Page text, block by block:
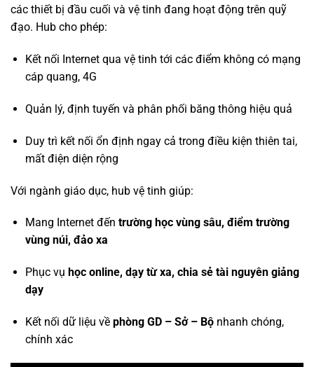
các thiết bị đầu cuối và vệ tinh đang hoạt động trên quỹ
đạo. Hub cho phép:
Kết nối Internet qua vệ tinh tới các điểm không có mạng
cáp quang, 4G
Quản lý, định tuyến và phân phối băng thông hiệu quả
Duy trì kết nối ổn định ngay cả trong điều kiện thiên tai,
mất điện diện rộng
Với ngành giáo dục, hub vệ tinh giúp:
Mang Internet đến trường học vùng sâu, điểm trường
vùng núi, đảo xa
Phục vụ học online, dạy từ xa, chia sẻ tài nguyên giảng
dạy
Kết nối dữ liệu về phòng GD – Sở – Bộnhanh chóng,
chính xác